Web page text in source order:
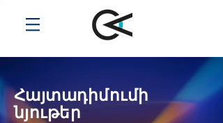
Հայտադիմումի
նյութեր